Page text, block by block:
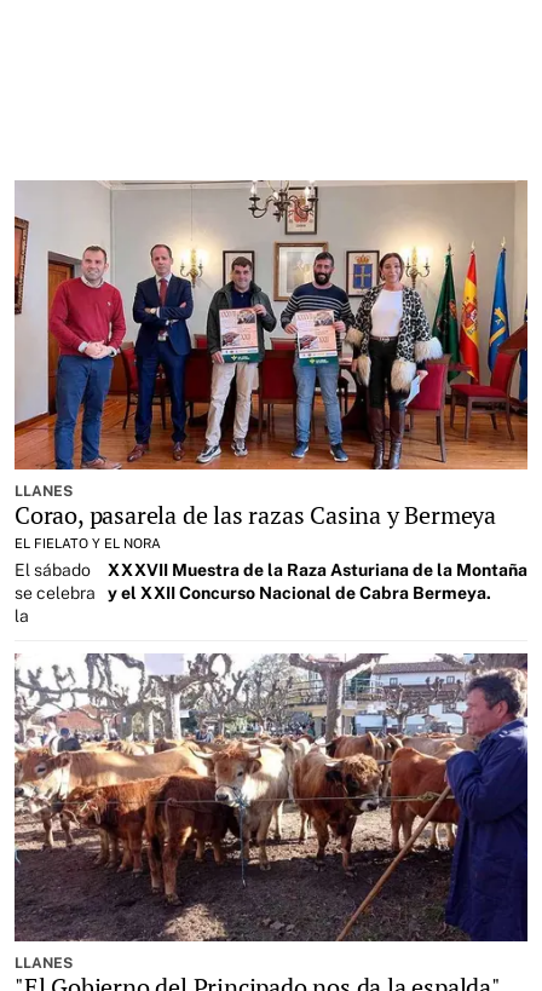
LLANES
Corao, pasarela de las razas Casina y Bermeya
EL FIELATO Y EL NORA
El sábado
se celebra
la
XXXVII Muestra de la Raza Asturiana de la Montaña
y el XXII Concurso Nacional de Cabra Bermeya.
LLANES